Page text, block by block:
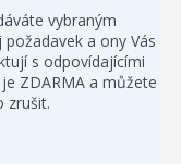
vybraným
a ony Vás
s odpovídajícími
ZDARMA a můžete
zrušit.